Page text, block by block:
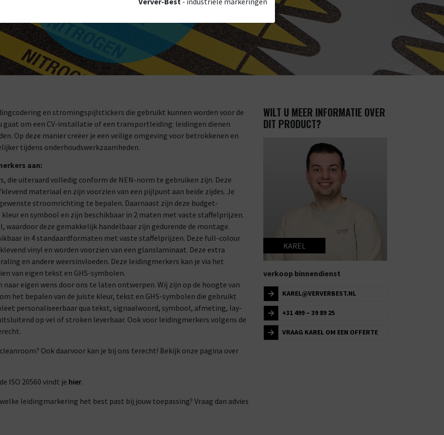
en stromingspijlstickers die gebruikt kunnen worden voor de
gaat om een CV-installatie of een transportleiding: leidingen dienen
Op deze manier creëer je een veilige omgeving voor betrokkenen en
tijdens onderhoudswerkzaamheden.
aan:
die uiteraard volledig conform de NEN-norm te gebruiken zijn. Deze
materiaal en zijn voorzien van een pijlpunt aan beide zijdes. Je
stroomrichting te bepalen. Daarnaast zijn deze budget-
en symbool en zijn beschikbaar in 2 maten met vaste staffelprijzen.
waardoor deze gemakkelijk handelbaar zijn gedurende de montage.
in 4 standaardformaten met vaste staffelprijzen. Deze full-colour
vinyl en worden voorzien van een glanslaminaat. Deze extra
en andere weersinvloeden. Deze leidingmerkers kan je via het
van eigen tekst en GHS-symbolen.
eigen wens door ons te laten ontwerpen. Wij zijn op de hoogte van
het bepalen van de juiste kleur, tekst en GHS-symbolen die gebruikt
personaliseerbaar qua tekst, signaalwoord, symbool, afmeting, lay-
op vel of stroken leverbaar. Ook voor leidingmerkers volgens de
Ook daarvoor kan je bij ons terecht! Bekijk onze pagina over
ISO 20560 vindt je hier.
leidingmarkering het best past bij jouw toepassing? Vraag dan advies
WILT U MEER INFORMATIE OVER
DIT PRODUCT?
KAREL
verkoop binnendienst
KAREL@VERVERBEST.NL
+31 499 – 39 89 25
VRAAG KAREL OM EEN OFFERTE